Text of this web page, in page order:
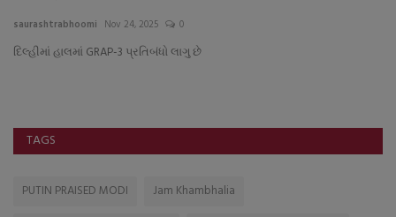
saurashtrabhoomi Nov 24, 2025 0
દિલ્હીમાં હાલમાં GRAP-3 પ્રતિબંધો લાગુ છે
TAGS
PUTIN PRAISED MODI
Jam Khambhalia